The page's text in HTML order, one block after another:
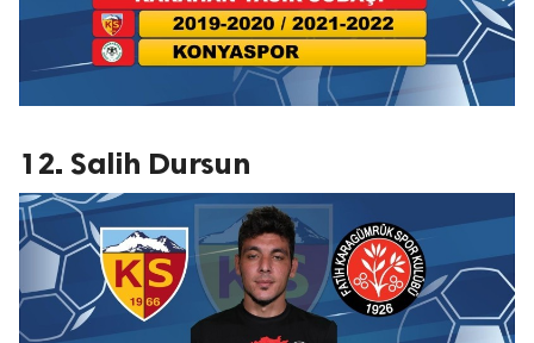
12. Salih Dursun